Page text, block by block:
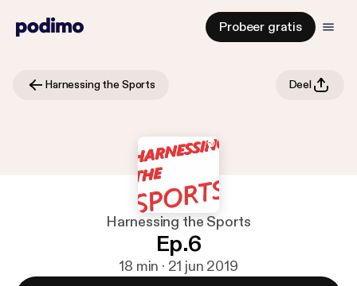
Probeer gratis
Harnessing the Sports Deel
Harnessing the Sports
Ep.6
18 min · 21 jun 2019